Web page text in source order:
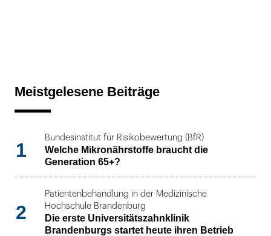
Meistgelesene Beiträge
1
Bundesinstitut für Risikobewertung (BfR)
Welche Mikronährstoffe braucht die
Generation 65+?
2
Patientenbehandlung in der Medizinische
Hochschule Brandenburg
Die erste Universitätszahnklinik
Brandenburgs startet heute ihren Betrieb